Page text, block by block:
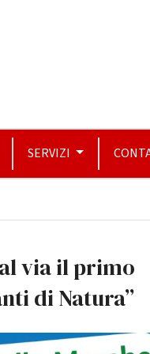
SERVIZI
via il primo
di Natura”